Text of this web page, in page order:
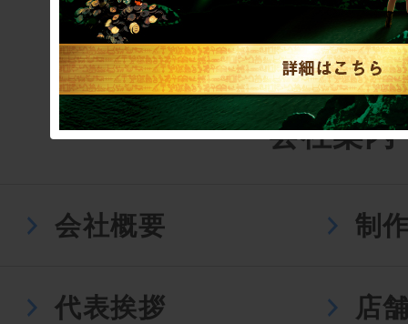
会社案内
会社概要 制
代表挨拶 店